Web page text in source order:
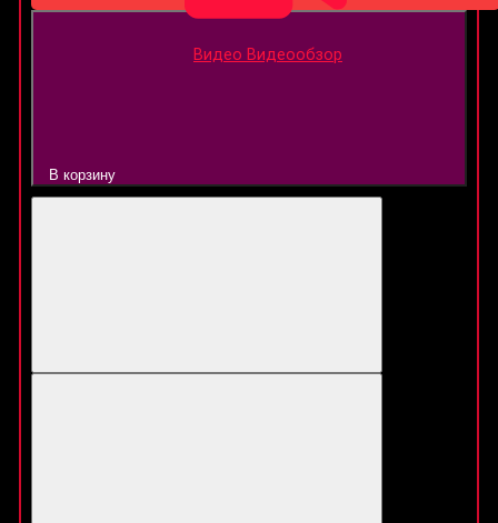
Видео Видеообзор
В корзину